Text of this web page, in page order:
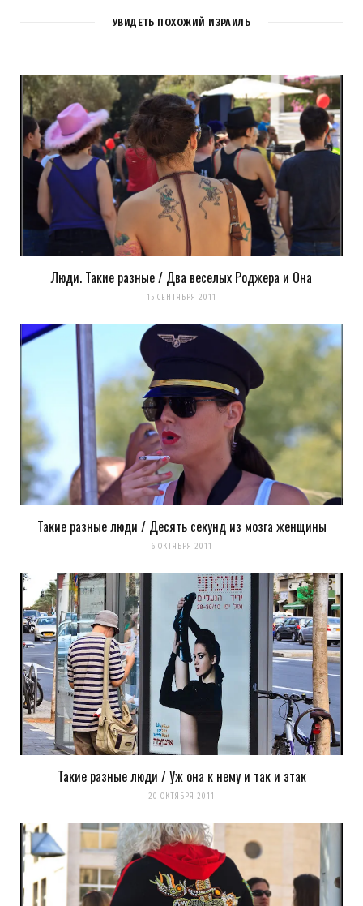
Сохранить моё имя, email и адрес сайта в этом браузере для
Уведомить меня о новых комментариях по email.
Уведомлять меня о новых записях почтой.
Оповещать о новых
комментариях. А можно простоподписаться на комментарии
УВИДЕТЬ ПОХОЖИЙ ИЗРАИЛЬ
Люди. Такие разные / Два веселых Роджера и Она
15 СЕНТЯБРЯ 2011
Такие разные люди / Десять секунд из мозга женщины
6 ОКТЯБРЯ 2011
Такие разные люди / Уж она к нему и так и этак
20 ОКТЯБРЯ 2011